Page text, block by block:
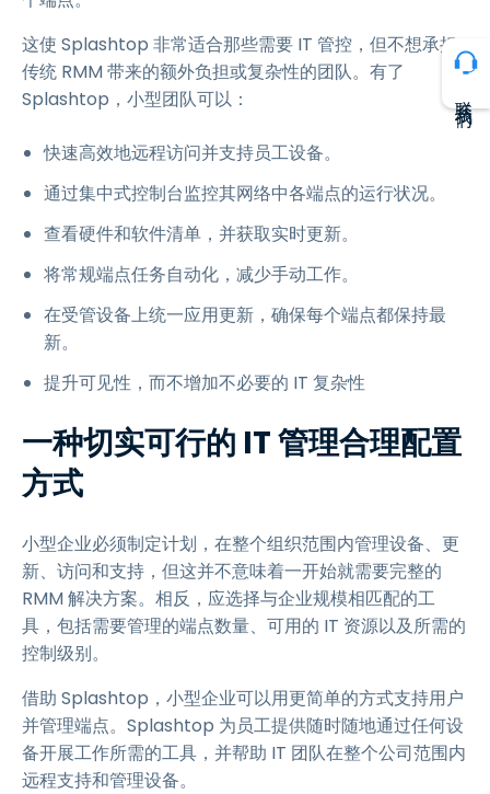
这使 Splashtop 非常适合那些需要 IT 管控，但不想承担
传统 RMM 带来的额外负担或复杂性的团队。有了
Splashtop，小型团队可以：
快速高效地远程访问并支持员工设备。
通过集中式控制台监控其网络中各端点的运行状况。
查看硬件和软件清单，并获取实时更新。
将常规端点任务自动化，减少手动工作。
在受管设备上统一应用更新，确保每个端点都保持最
新。
提升可见性，而不增加不必要的 IT 复杂性
一种切实可行的 IT 管理合理配置
方式
小型企业必须制定计划，在整个组织范围内管理设备、更
新、访问和支持，但这并不意味着一开始就需要完整的
RMM 解决方案。相反，应选择与企业规模相匹配的工
具，包括需要管理的端点数量、可用的 IT 资源以及所需的
控制级别。
借助 Splashtop，小型企业可以用更简单的方式支持用户
并管理端点。Splashtop 为员工提供随时随地通过任何设
备开展工作所需的工具，并帮助 IT 团队在整个公司范围内
远程支持和管理设备。